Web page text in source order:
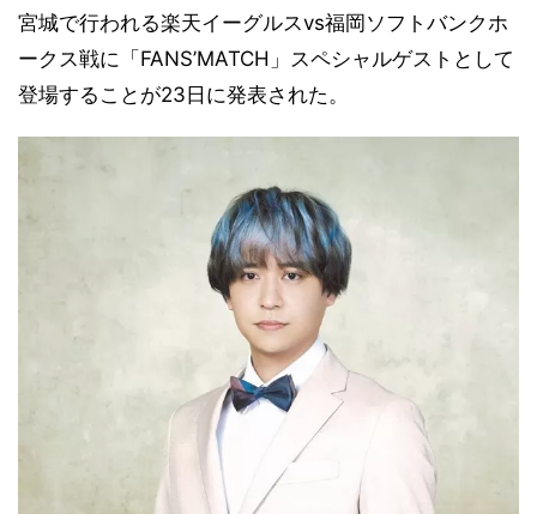
宮城で行われる楽天イーグルスvs福岡ソフトバンクホ
ークス戦に「FANS’MATCH」スペシャルゲストとして
登場することが23日に発表された。